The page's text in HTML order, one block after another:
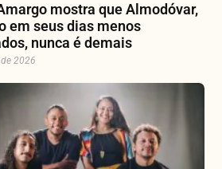
mostra que Almodóvar,
em seus dias menos
nunca é demais
2026